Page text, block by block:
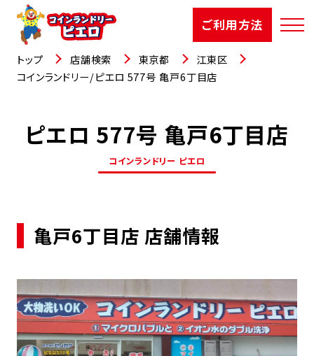
ご利用方法
店舗検索
選ばれる理由
お知らせ
お役立コラム
よくあるご質問
トップ 店舗検索 東京都
江東区
コインランドリー/ピエロ 577号 亀戸6丁目店
ピエロ 577号 亀戸6丁目店
コインランドリー ピエロ
亀戸6丁目店 店舗情報